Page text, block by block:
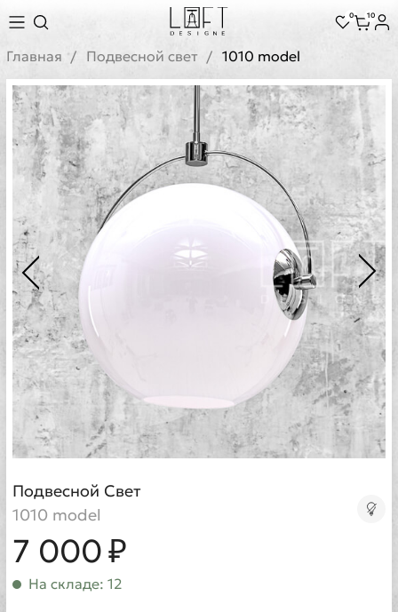
0 10
Главная Подвесной свет 1010 model
Подвесной Свет
1010 model
7 000 ₽
На складе: 12